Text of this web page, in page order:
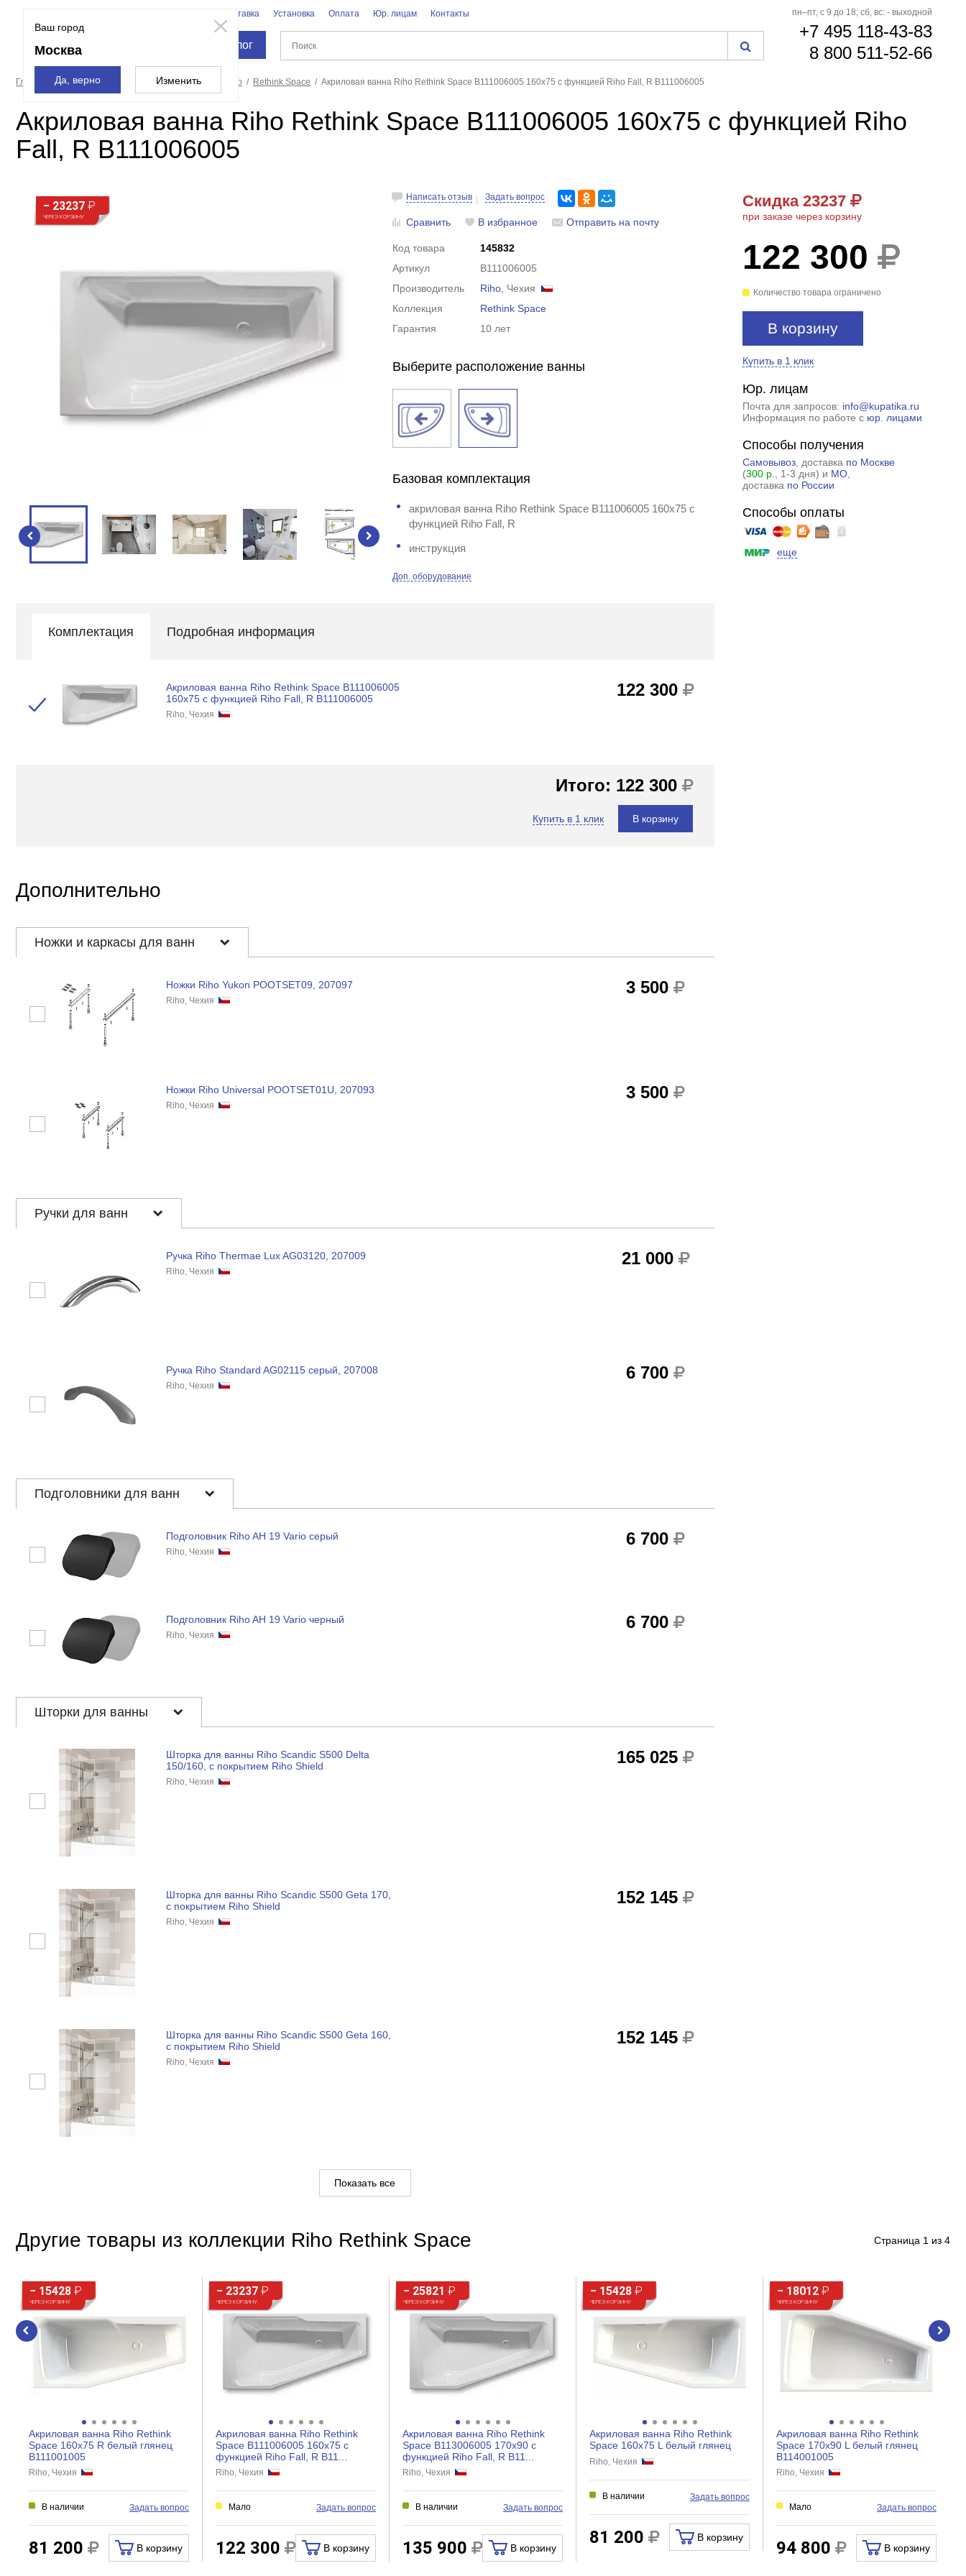
Ваш город
Москва
Да, верно Изменить
Доставка Установка Оплата Юр. лицам Контакты
Каталог
пн–пт, с 9 до 18; сб, вс: - выходной
+7 495 118-43-83
8 800 511-52-66
Главная страница Акриловые ванны Riho Rethink Space Акриловая ванна Riho Rethink Space B111006005 160x75 с функцией Riho Fall, R B111006005
Акриловая ванна Riho Rethink Space B111006005 160x75 с функцией Riho
Fall, R B111006005
− 23237 ₽
ЧЕРЕЗ КОРЗИНУ
Написать отзыв Задать вопрос
Сравнить В избранное Отправить на почту
Код товара
145832
Артикул
B111006005
Производитель
Riho , Чехия
Коллекция
Rethink Space
Гарантия
10 лет
Выберите расположение ванны
Базовая комплектация
акриловая ванна Riho Rethink Space B111006005 160x75 с
функцией Riho Fall, R
инструкция
Доп. оборудование
Скидка 23237
при заказе через корзину
122 300
Количество товара ограничено
В корзину
Купить в 1 клик
Юр. лицам
Почта для запросов: info@kupatika.ru
Информация по работе с юр. лицами
Способы получения
Самовывоз, доставка по Москве
(300 р. , 1-3 дня) и МО,
доставка по России
Способы оплаты
еще
Комплектация Подробная информация
Акриловая ванна Riho Rethink Space B111006005
160x75 с функцией Riho Fall, R B111006005
Riho, Чехия
122 300
Итого: 122 300
Купить в 1 клик В корзину
Дополнительно
Ножки и каркасы для ванн
Ножки Riho Yukon POOTSET09, 207097
Riho, Чехия
3 500
Ножки Riho Universal POOTSET01U, 207093
Riho, Чехия
3 500
Ручки для ванн
Ручка Riho Thermae Lux AG03120, 207009
Riho, Чехия
21 000
Ручка Riho Standard AG02115 серый, 207008
Riho, Чехия
6 700
Подголовники для ванн
Подголовник Riho AH 19 Vario серый
Riho, Чехия
6 700
Подголовник Riho AH 19 Vario черный
Riho, Чехия
6 700
Шторки для ванны
Шторка для ванны Riho Scandic S500 Delta
150/160, с покрытием Riho Shield
Riho, Чехия
165 025
Шторка для ванны Riho Scandic S500 Geta 170,
с покрытием Riho Shield
Riho, Чехия
152 145
Шторка для ванны Riho Scandic S500 Geta 160,
с покрытием Riho Shield
Riho, Чехия
152 145
Показать все
Другие товары из коллекции Riho Rethink Space Страница 1 из 4
− 15428 ₽
ЧЕРЕЗ КОРЗИНУ
Акриловая ванна Riho Rethink
Space 160x75 R белый глянец
B111001005
Riho, Чехия
В наличии Задать вопрос
81 200 В корзину
− 23237 ₽
ЧЕРЕЗ КОРЗИНУ
Акриловая ванна Riho Rethink
Space B111006005 160x75 с
функцией Riho Fall, R B11...
Riho, Чехия
Мало Задать вопрос
122 300 В корзину
− 25821 ₽
ЧЕРЕЗ КОРЗИНУ
Акриловая ванна Riho Rethink
Space B113006005 170x90 с
функцией Riho Fall, R B11...
Riho, Чехия
В наличии Задать вопрос
135 900 В корзину
− 15428 ₽
ЧЕРЕЗ КОРЗИНУ
Акриловая ванна Riho Rethink
Space 160x75 L белый глянец
Riho, Чехия
В наличии Задать вопрос
81 200 В корзину
− 18012 ₽
ЧЕРЕЗ КОРЗИНУ
Акриловая ванна Riho Rethink
Space 170x90 L белый глянец
B114001005
Riho, Чехия
Мало Задать вопрос
94 800 В корзину